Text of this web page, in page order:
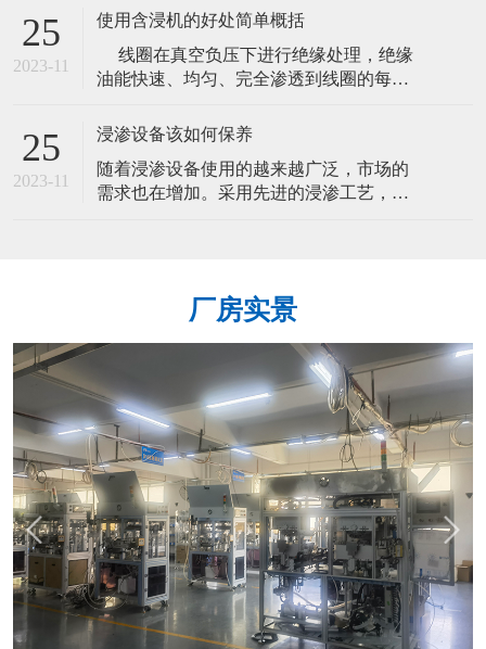
意志，抱着勤劳、诚信的原则，秉持创
新、突破的理念和精神，含浸机供应商为
广大客户创造出更多价格更实惠产品。
含浸机供应商专业制造产品有: 真空含浸
25
2023-11
使用含浸机的好处简单概括
线圈在真空负压下进行绝缘处理，绝缘
油能快速、均匀、完全渗透到线圈的每个
空绝缘处置的产品，绝缘性能可大大提
等等显著效果，对提高产品的质量，延长
产品的使寿命有很好的效果，所以采用真
25
2023-11
浸渗设备该如何保养
随着浸渗设备使用的越来越广泛，市场的
需求也在增加。采用先进的浸渗工艺，可
厂房实景